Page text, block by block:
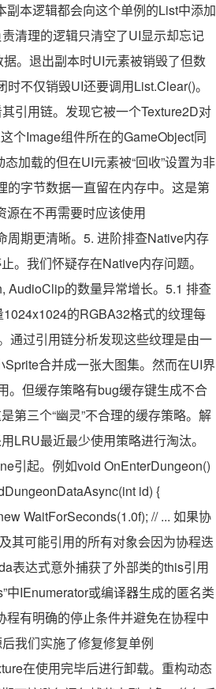
本逻辑都会向这个单例的List中添加
清理的逻辑只清空了UI显示却忘记
。退出副本时UI元素被销毁了但数
不仅销毁UI还要调用List.Clear()。
引用链。发现它被一个Texture2D对
个Image组件所在的GameObject同
加载的但在UI元素被“回收”设置为非
的字节数据一直留在内存中。这是第
源在不再需要时应该使用
期更清晰。5. 进阶排查Native内存
。我们怀疑存在Native内存问题。
AudioClip的数量异常增长。5.1 排查
的RGBA32格式的纹理每
通过引用链分析发现这些纹理是由一
合并成一张大图集。然而在UI界
。但缓存策略有bug缓存键生成不合
第三个“幽灵”不合理的缓存策略。解
LRU最近最少使用策略进行淘汰。
引起。例如void OnEnterDungeon()
id) {
WaitForSeconds(1.0f); // ... 如果协
其可能引用的所有对象会因为协程迭
表达式意外捕获了外部类的this引用
中IEnumerator或编译器生成的匿名类
有明确的停止条件并避免在协程中
我们实施了修复修复单例
在使用完毕后进行卸载。重构动态